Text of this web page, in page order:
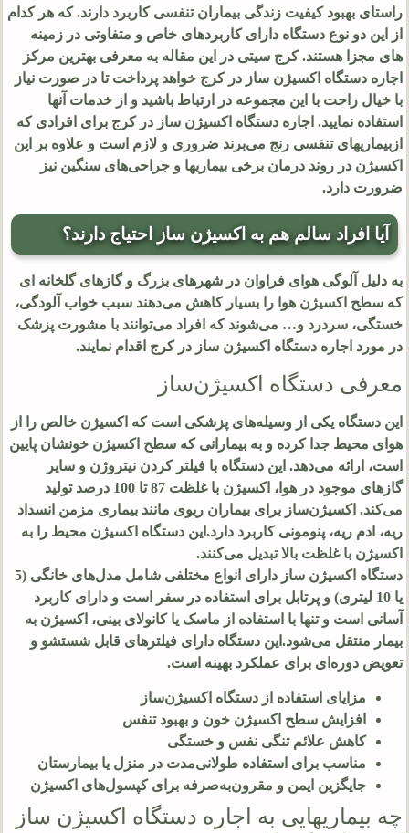
راستای بهبود کیفیت زندگی بیماران تنفسی کاربرد دارند. که هر کدام
از این دو نوع دستگاه دارای کاربردهای خاص و متفاوتی در زمینه
های مجزا هستند. کرج سیتی در این مقاله به معرفی بهترین مرکز
اجاره دستگاه اکسیژن ساز در کرج خواهد پرداخت تا در صورت نیاز
با خیال راحت با این مجموعه در ارتباط باشید و از خدمات آنها
استفاده نمایید. اجاره دستگاه اکسیژن ساز در کرج برای افرادی که
ازبیماریهای تنفسی رنج می‌برند ضروری و لازم است و علاوه بر این
اکسیژن در روند درمان برخی بیماریها و جراحی‌های سنگین نیز
ضرورت دارد.
آیا افراد سالم هم به اکسیژن ساز احتیاج دارند؟
به دلیل آلوگی هوای فراوان در شهرهای بزرگ و گازهای گلخانه ای
که سطح اکسیژن هوا را بسیار کاهش می‌دهند سبب خواب آلودگی،
خستگی، سردرد و… می‌شوند که افراد می‌توانند با مشورت پزشک
در مورد اجاره دستگاه اکسیژن ساز در کرج اقدام نمایند.
معرفی دستگاه اکسیژن‌ساز
این دستگاه یکی از وسیله‌های پزشکی است که اکسیژن خالص را از
هوای محیط جدا کرده و به بیمارانی که سطح اکسیژن خونشان پایین
است، ارائه می‌دهد. این دستگاه با فیلتر کردن نیتروژن و سایر
گازهای موجود در هوا، اکسیژن با غلظت 87 تا 100 درصد تولید
می‌کند. اکسیژن‌ساز برای بیماران ریوی مانند بیماری مزمن انسداد
ریه، ادم ریه، پنومونی کاربرد دارد.این دستگاه اکسیژن محیط را به
اکسیژن با غلظت بالا تبدیل می‌کنند.
دستگاه اکسیژن ساز دارای انواع مختلفی شامل مدل‌های خانگی (5
یا 10 لیتری) و پرتابل برای استفاده در سفر است و دارای کاربرد
آسانی است و تنها با استفاده از ماسک یا کانولای بینی، اکسیژن به
بیمار منتقل می‌شود.این دستگاه دارای فیلترهای قابل شستشو و
تعویض دوره‌ای برای عملکرد بهینه است.
مزایای استفاده از دستگاه اکسیژن‌ساز
افزایش سطح اکسیژن خون و بهبود تنفس
کاهش علائم تنگی نفس و خستگی
مناسب برای استفاده طولانی‌مدت در منزل یا بیمارستان
جایگزین ایمن و مقرون‌به‌صرفه برای کپسول‌های اکسیژن
چه بیماریهایی به اجاره دستگاه اکسیژن ساز